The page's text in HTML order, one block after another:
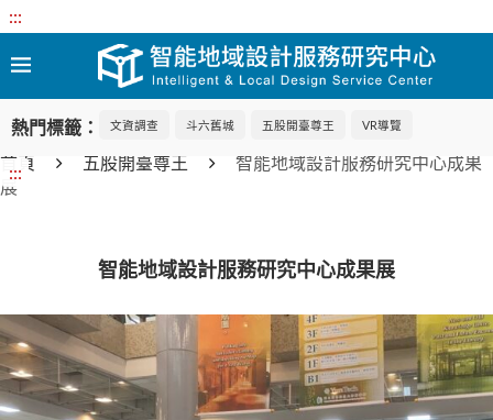
:::
熱門標籤： 文資調查 斗六舊城 五股開臺尊王 VR導覽
:::
首頁 五股開臺尊王
智能地域設計服務研究中心成果
展
智能地域設計服務研究中心成果展